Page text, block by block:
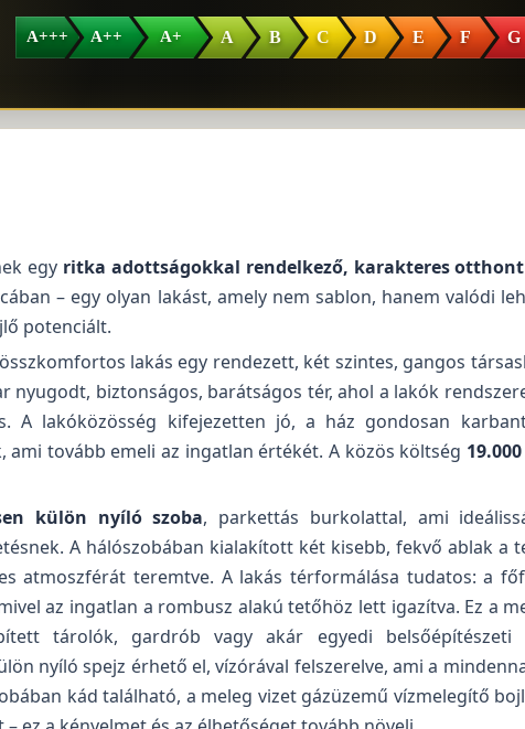
A+++ A++ A+ A B C D E F G
egy ritka adottságokkal rendelkező, karakteres otthont
– egy olyan lakást, amely nem sablon, hanem valódi
potenciált.
lakás egy rendezett, két szintes, gangos
nyugodt, biztonságos, barátságos tér, ahol a lakók
A lakóközösség kifejezetten jó, a ház gondosan
ami tovább emeli az ingatlan értékét. A közös költség
külön nyíló szoba, parkettás burkolattal, ami
A hálószobában kialakított két kisebb, fekvő ablak a
atmoszférát teremtve. A lakás térformálása tudatos: a
az ingatlan a rombusz alakú tetőhöz lett igazítva. Ez a
tárolók, gardrób vagy akár egyedi belsőépítészeti
nyíló spejz érhető el, vízórával felszerelve, ami a
kád található, a meleg vizet gázüzemű vízmelegítő